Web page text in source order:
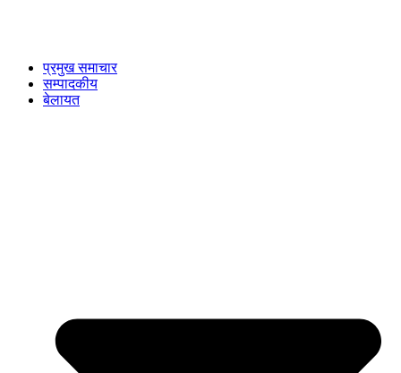
प्रमुख समाचार
सम्पादकीय
बेलायत